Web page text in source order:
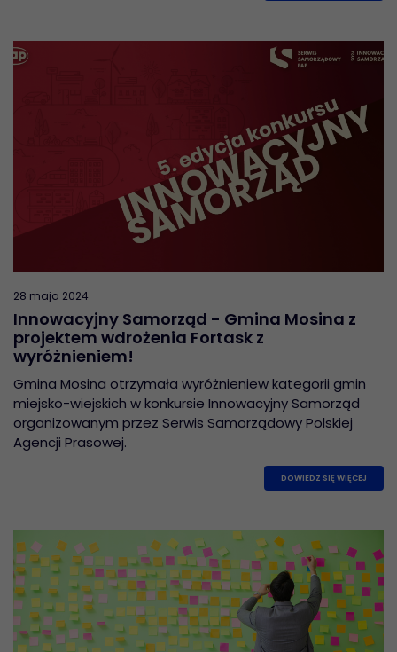
28 maja 2024
Innowacyjny Samorząd - Gmina Mosina z
projektem wdrożenia Fortask z
wyróżnieniem!
Gmina Mosina otrzymała wyróżnieniew kategorii gmin
miejsko-wiejskich w konkursie Innowacyjny Samorząd
organizowanym przez Serwis Samorządowy Polskiej
Agencji Prasowej.
DOWIEDZ SIĘ WIĘCEJ